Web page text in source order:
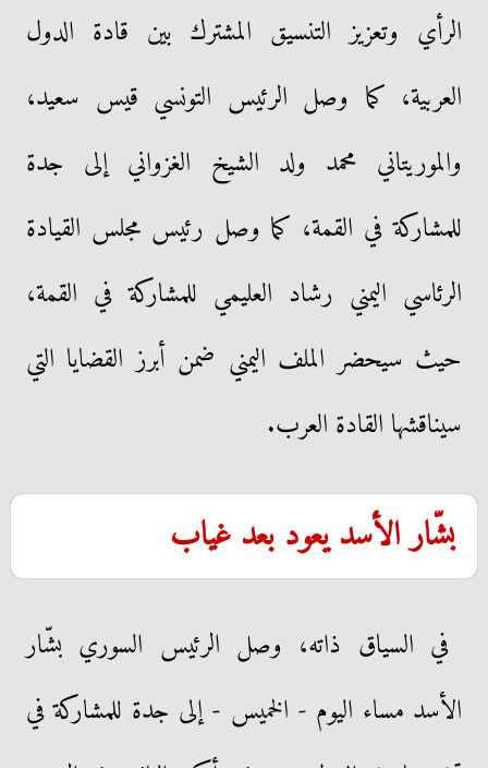
الرأي وتعزيز التنسيق المشترك بين قادة الدول
العربية، كما وصل الرئيس التونسي قيس سعيد،
والموريتاني محمد ولد الشيخ الغزواني إلى جدة
للمشاركة في القمة، كما وصل رئيس مجلس القيادة
الرئاسي اليمني رشاد العليمي للمشاركة في القمة،
حيث سيحضر الملف اليمني ضمن أبرز القضايا التي
سيناقشها القادة العرب.
بشّار الأسد يعود بعد غياب
في السياق ذاته، وصل الرئيس السوري بشّار
الأسد مساء اليوم - الخميس - إلى جدة للمشاركة في